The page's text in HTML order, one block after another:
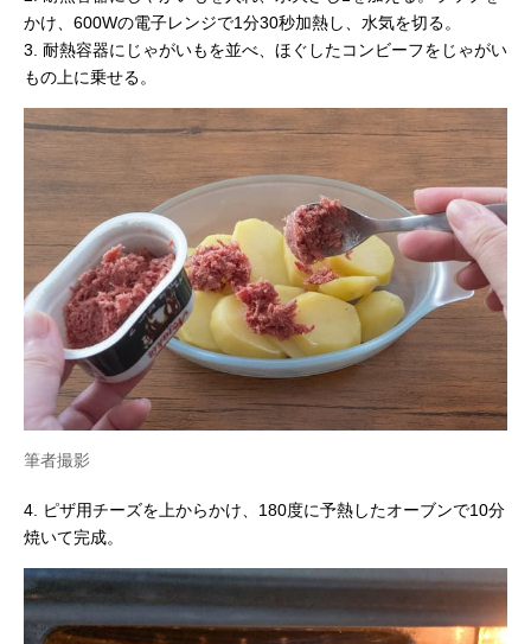
かけ、600Wの電子レンジで1分30秒加熱し、水気を切る。
3. 耐熱容器にじゃがいもを並べ、ほぐしたコンビーフをじゃがい
もの上に乗せる。
筆者撮影
4. ピザ用チーズを上からかけ、180度に予熱したオーブンで10分
焼いて完成。